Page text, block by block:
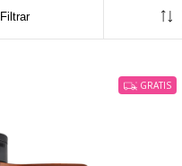
Filtrar
GRATIS